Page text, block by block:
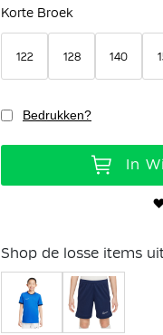
Korte Broek
122 128 140
Bedrukken?
In
Shop de losse items